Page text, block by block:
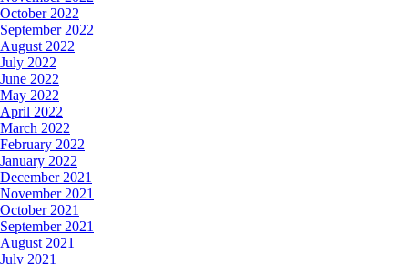
October 2022
September 2022
August 2022
July 2022
June 2022
May 2022
April 2022
March 2022
February 2022
January 2022
December 2021
November 2021
October 2021
September 2021
August 2021
July 2021